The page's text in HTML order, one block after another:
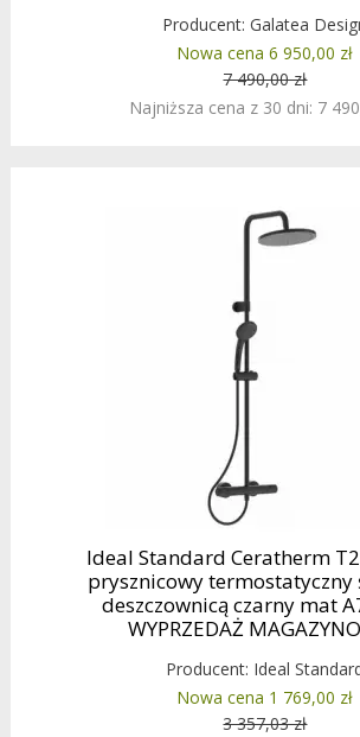
Producent:Galatea
Nowa cena 6 950,00 zł
7 490,00 zł
Najniższa cena z 30 dni: 7
Ideal Standard Ceratherm
prysznicowy termostatyczny
deszczownicą czarny mat
WYPRZEDAŻ
Producent: Ideal
Nowa cena 1 769,00 zł
3 357,03 zł